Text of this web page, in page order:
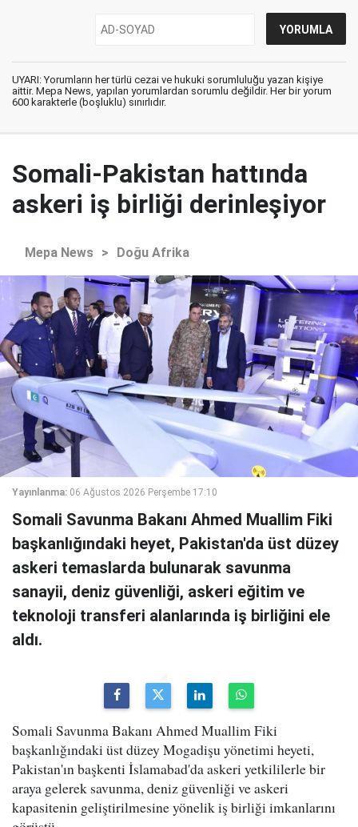
UYARI: Yorumların her türlü cezai ve hukuki sorumluluğu yazan kişiye
aittir. Mepa News, yapılan yorumlardan sorumlu değildir. Her bir yorum
600 karakterle (boşluklu) sınırlıdır.
Somali-Pakistan hattında
askeri iş birliği derinleşiyor
Mepa News > Doğu Afrika
Yayınlanma: 06 Ağustos 2026 Perşembe 17:10
Somali Savunma Bakanı Ahmed Muallim Fiki
başkanlığındaki heyet, Pakistan'da üst düzey
askeri temaslarda bulunarak savunma
sanayii, deniz güvenliği, askeri eğitim ve
teknoloji transferi alanlarında iş birliğini ele
aldı.
Somali Savunma Bakanı Ahmed Muallim Fiki
başkanlığındaki üst düzey Mogadişu yönetimi heyeti,
Pakistan'ın başkenti İslamabad'da askeri yetkililerle bir
araya gelerek savunma, deniz güvenliği ve askeri
kapasitenin geliştirilmesine yönelik iş birliği imkanlarını